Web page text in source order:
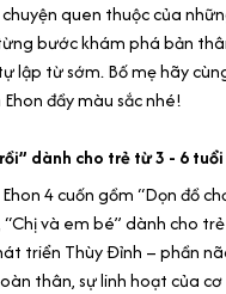
quen thuộc của
bước khám phá bản
lập từ sớm. Bố mẹ hãy
đầy màu sắc nhé!
dành cho trẻ từ 3 - 6 tuổi
4 cuốn gồm “Dọn đồ
và em bé” dành cho
triển Thùy Đỉnh – phần
thân, sự linh hoạt của